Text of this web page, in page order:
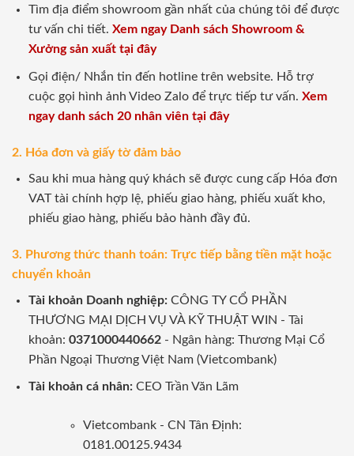
Tìm địa điểm showroom gần nhất của chúng tôi để được
tư vấn chi tiết. Xem ngay Danh sách Showroom &
Xưởng sản xuất tại đây
Gọi điện/ Nhắn tin đến hotline trên website. Hỗ trợ
cuộc gọi hình ảnh Video Zalo để trực tiếp tư vấn. Xem
ngay danh sách 20 nhân viên tại đây
2. Hóa đơn và giấy tờ đảm bảo
Sau khi mua hàng quý khách sẽ được cung cấp Hóa đơn
VAT tài chính hợp lệ, phiếu giao hàng, phiếu xuất kho,
phiếu giao hàng, phiếu bảo hành đầy đủ.
3. Phương thức thanh toán: Trực tiếp bằng tiền mặt hoặc
chuyển khoản
Tài khoản Doanh nghiệp:CÔNG TY CỔ PHẦN
THƯƠNG MẠI DỊCH VỤ VÀ KỸ THUẬT WIN - Tài
khoản: 0371000440662- Ngân hàng: Thương Mại Cổ
Phần Ngoại Thương Việt Nam (Vietcombank)
Tài khoản cá nhân: CEO Trần Văn Lãm
Vietcombank - CN Tân Định:
0181.00125.9434